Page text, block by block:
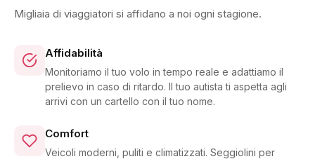
Migliaia di viaggiatori si affidano a noi ogni stagione.
Affidabilità
Monitoriamo il tuo volo in tempo reale e adattiamo il
prelievo in caso di ritardo. Il tuo autista ti aspetta agli
arrivi con un cartello con il tuo nome.
Comfort
Veicoli moderni, puliti e climatizzati. Seggiolini per